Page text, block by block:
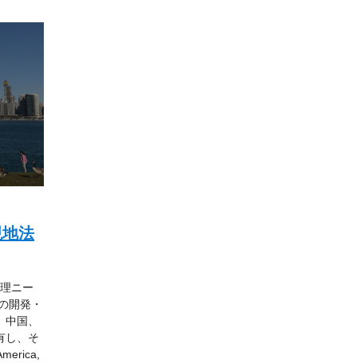
法
ニー
開発・
国、
し、そ